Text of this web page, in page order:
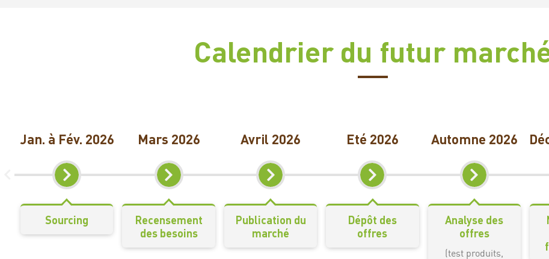
Calendrier du futur
Jan. à Fév. 2026
Sourcing
Mars 2026
Recensement
des besoins
Avril 2026
Publication du
marché
Eté 2026
Dépôt des
offres
Automne 2026
Analyse des
offres
(test produits,